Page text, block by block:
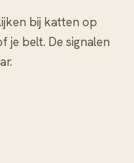
bij katten op
je belt. De signalen